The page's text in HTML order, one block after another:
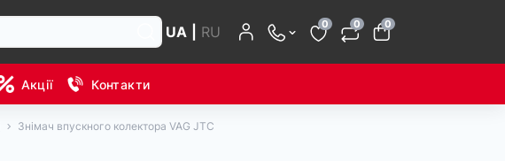
UA RU 0 0 0
Акції Контакти
Знімач впускного колектора VAG JTC